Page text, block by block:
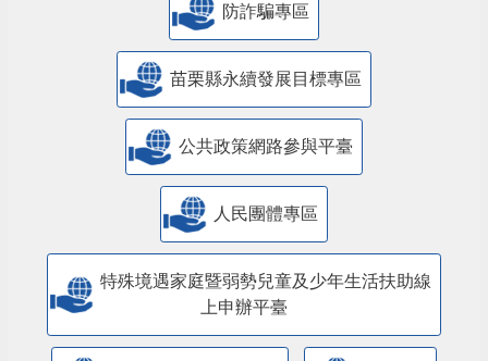
防詐騙專區
苗栗縣永續發展目標專區
公共政策網路參與平臺
人民團體專區
特殊境遇家庭暨弱勢兒童及少年生活扶助線
上申辦平臺